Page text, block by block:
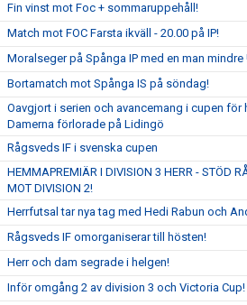
Fin vinst mot Foc + sommaruppehåll!
Match mot FOC Farsta ikväll - 20.00 på IP!
Moralseger på Spånga IP med en man mindre
Bortamatch mot Spånga IS på söndag!
Oavgjort i serien och avancemang i cupen för
Damerna förlorade på Lidingö
Rågsveds IF i svenska cupen
HEMMAPREMIÄR I DIVISION 3 HERR - STÖD
MOT DIVISION 2!
Herrfutsal tar nya tag med Hedi Rabun och
Rågsveds IF omorganiserar till hösten!
Herr och dam segrade i helgen!
Inför omgång 2 av division 3 och Victoria Cup!